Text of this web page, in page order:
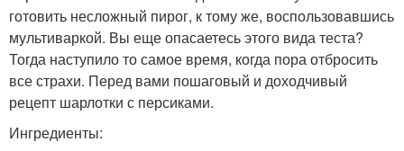
готовить несложный пирог, к тому же, воспользовавшись
мультиваркой. Вы еще опасаетесь этого вида теста?
Тогда наступило то самое время, когда пора отбросить
все страхи. Перед вами пошаговый и доходчивый
рецепт шарлотки с персиками.
Ингредиенты: